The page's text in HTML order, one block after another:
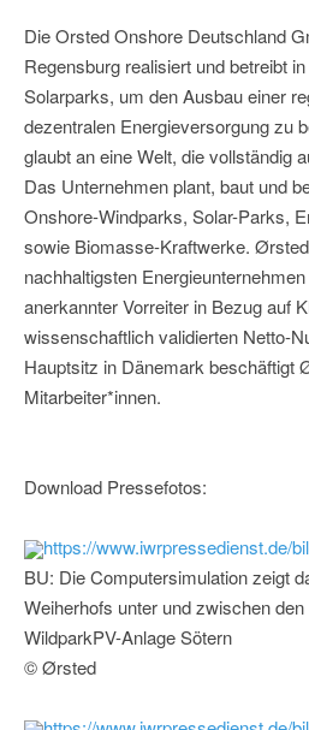
Die Orsted Onshore Deutschland
Regensburg realisiert und betreibt
Solarparks, um den Ausbau einer
dezentralen Energieversorgung zu
glaubt an eine Welt, die vollständig
Das Unternehmen plant, baut und
Onshore-Windparks, Solar-Parks,
sowie Biomasse-Kraftwerke.
nachhaltigsten
anerkannter Vorreiter in Bezug auf
wissenschaftlich validierten Netto-
Hauptsitz in Dänemark beschäftigt
Mitarbeiter*innen.
Download Pressefotos:
https://www.iwrpressedienst.de/
BU: Die Computersimulation zeigt
Weiherhofs unter und zwischen
WildparkPV-Anlage Sötern
© Ørsted